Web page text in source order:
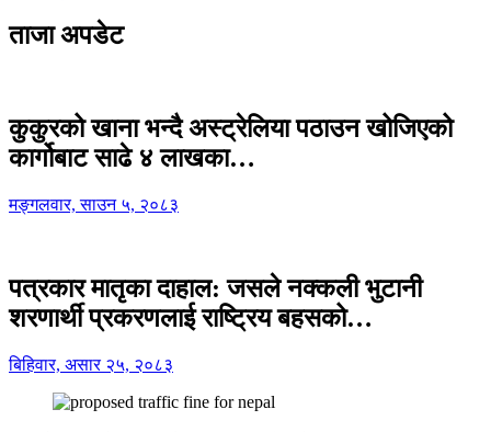
ताजा अपडेट
कुकुरको खाना भन्दै अस्ट्रेलिया पठाउन खोजिएको
कार्गोबाट साढे ४ लाखका…
मङ्गलवार, साउन ५, २०८३
पत्रकार मातृका दाहाल: जसले नक्कली भुटानी
शरणार्थी प्रकरणलाई राष्ट्रिय बहसको…
बिहिवार, असार २५, २०८३